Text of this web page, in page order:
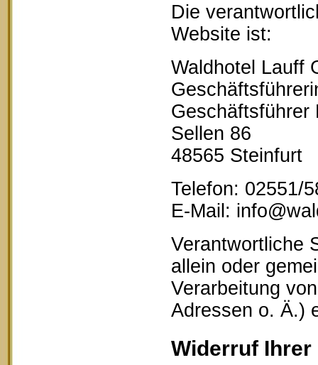
Die
Website ist:
Waldhotel Lauff
Geschäftsführer
Sellen 86
48565 Steinfurt
Telefon: 02551/
E-Mail:
Verantwortliche
allein oder
Verarbeitung
Adressen o. Ä.)
Widerruf